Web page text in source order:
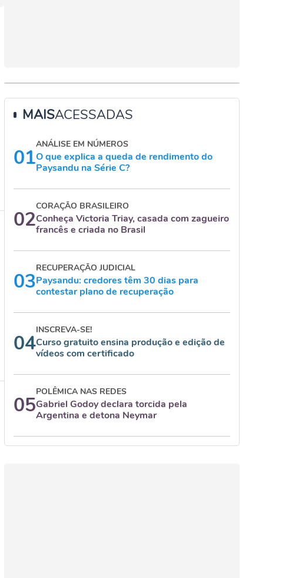
MAISACESSADAS
01
ANÁLISE EM NÚMEROS
O que explica a queda de rendimento do
Paysandu na Série C?
02
CORAÇÃO BRASILEIRO
Conheça Victoria Triay, casada com zagueiro
francês e criada no Brasil
03
RECUPERAÇÃO JUDICIAL
Paysandu: credores têm 30 dias para
contestar plano de recuperação
04
INSCREVA-SE!
Curso gratuito ensina produção e edição de
vídeos com certificado
05
POLÊMICA NAS REDES
Gabriel Godoy declara torcida pela
Argentina e detona Neymar